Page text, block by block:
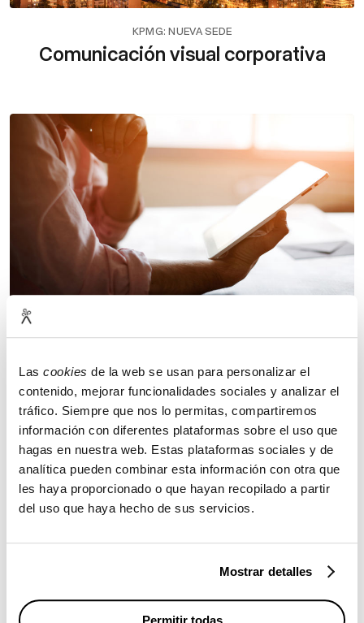
Las cookies de la web se usan para personalizar el
contenido, mejorar funcionalidades sociales y analizar el
tráfico. Siempre que nos lo permitas, compartiremos
información con diferentes plataformas sobre el uso que
hagas en nuestra web. Estas plataformas sociales y de
analítica pueden combinar esta información con otra que
les haya proporcionado o que hayan recopilado a partir
del uso que haya hecho de sus servicios.
Mostrar detalles
KPMG: NUEVA SEDE
Comunicación visual corporativa
publicaciones